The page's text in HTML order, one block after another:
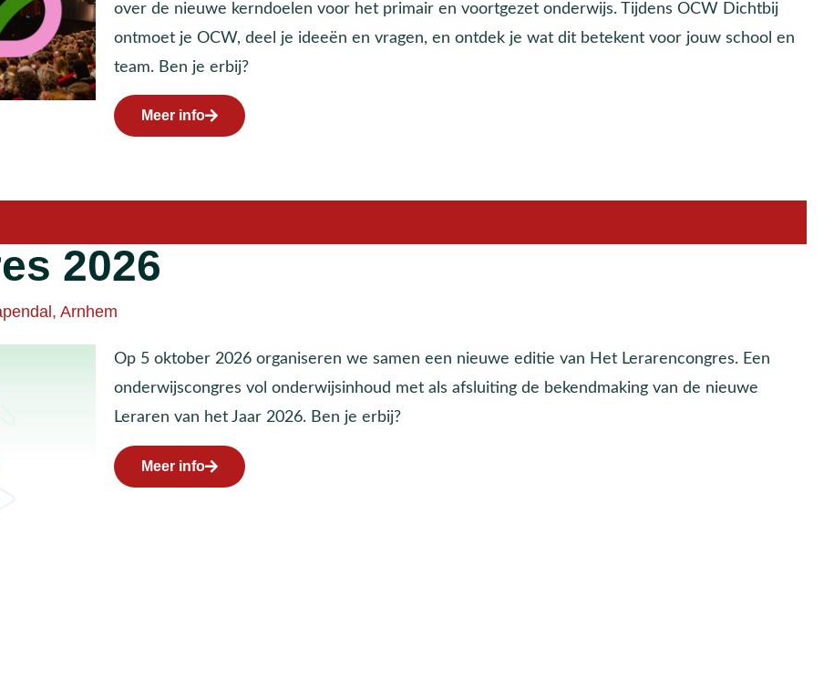
over de nieuwe kerndoelen voor het primair en voortgezet onderwijs. Tijdens OCW Dichtbij
ontmoet je OCW, deel je ideeën en vragen, en ontdek je wat dit betekent voor jouw school en
team. Ben je erbij?
Meer info
2026
Arnhem
Op 5 oktober 2026 organiseren we samen een nieuwe editie van Het Lerarencongres. Een
onderwijscongres vol onderwijsinhoud met als afsluiting de bekendmaking van de nieuwe
Leraren van het Jaar 2026. Ben je erbij?
Meer info